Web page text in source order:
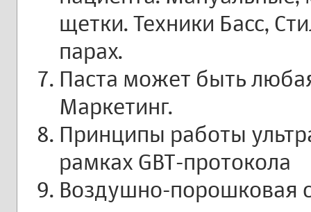
щетки. Техники Басс,
парах.
Паста может быть
Маркетинг.
Принципы работы
рамках GBT-протокола
Воздушно-порошковая